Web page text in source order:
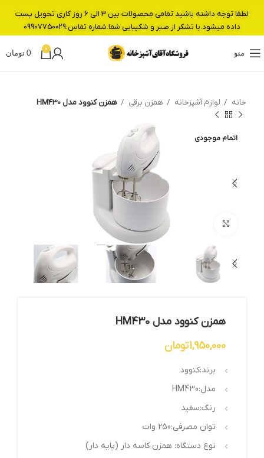
منو
0
0 تومان
خانه لوازم آشپزخانه همزن برقی همزن کنوود مدل HM430
اتمام موجودی
همزن کنوود مدل HM430
1,950,000تومان
برند:کنوود
مدل:HM430
رنگ:سفید
توان مصرفی:250 وات
نوع دستگاه: همزن کاسه دار (پایه دار)
لطفا توجه داشته باشید تمامی محصولات بین 3 الی 6 روز کاری تحویل پست
داده میشود.با تشکر از صبر و شکیبایی شما.شماره تماس:09907750029